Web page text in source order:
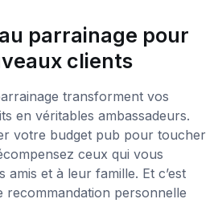
parrainage pour
clients
transforment vos
en véritables ambassadeurs.
votre budget pub pour toucher
ceux qui vous
amis et à leur famille. Et c’est
recommandation personnelle